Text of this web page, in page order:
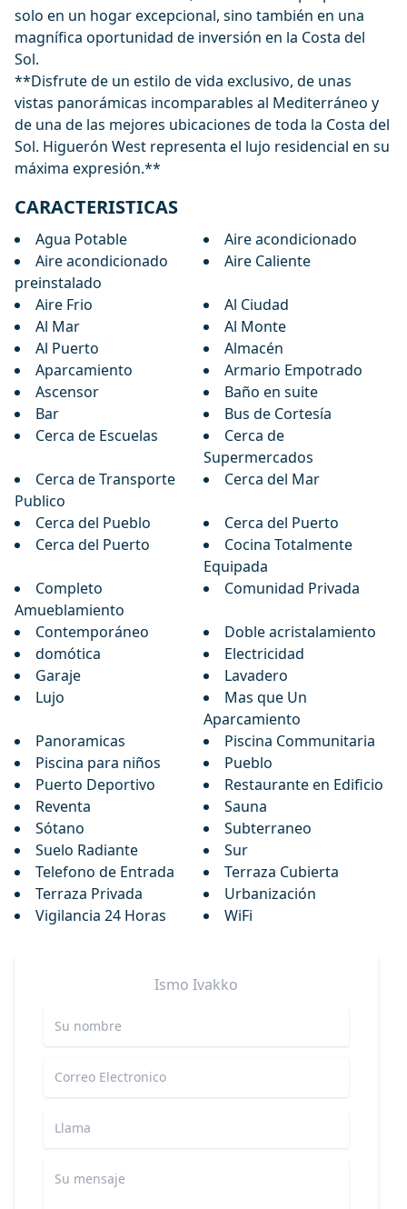
solo en un hogar excepcional, sino también en una
magnífica oportunidad de inversión en la Costa del
Sol.
**Disfrute de un estilo de vida exclusivo, de ‌unas
‌vistas ‌panorámicas ‌incomparables ‌al Mediterráneo y
de una ‌de ‌las ‌mejores ubicaciones de ‌toda ‌la ‌Costa ‌del
Sol. ‌Higuerón West representa ‌el ‌lujo ‌residencial ‌en ‌su
‌máxima ‌expresión.**
CARACTERISTICAS
Agua Potable
Aire acondicionado
Aire acondicionado
preinstalado
Aire Caliente
Aire Frio
Al Ciudad
Al Mar
Al Monte
Al Puerto
Almacén
Aparcamiento
Armario Empotrado
Ascensor
Baño en suite
Bar
Bus de Cortesía
Cerca de Escuelas
Cerca de
Supermercados
Cerca de Transporte
Publico
Cerca del Mar
Cerca del Pueblo
Cerca del Puerto
Cerca del Puerto
Cocina Totalmente
Equipada
Completo
Amueblamiento
Comunidad Privada
Contemporáneo
Doble acristalamiento
domótica
Electricidad
Garaje
Lavadero
Lujo
Mas que Un
Aparcamiento
Panoramicas
Piscina Communitaria
Piscina para niños
Pueblo
Puerto Deportivo
Restaurante en Edificio
Reventa
Sauna
Sótano
Subterraneo
Suelo Radiante
Sur
Telefono de Entrada
Terraza Cubierta
Terraza Privada
Urbanización
Vigilancia 24 Horas
WiFi
Ismo Ivakko